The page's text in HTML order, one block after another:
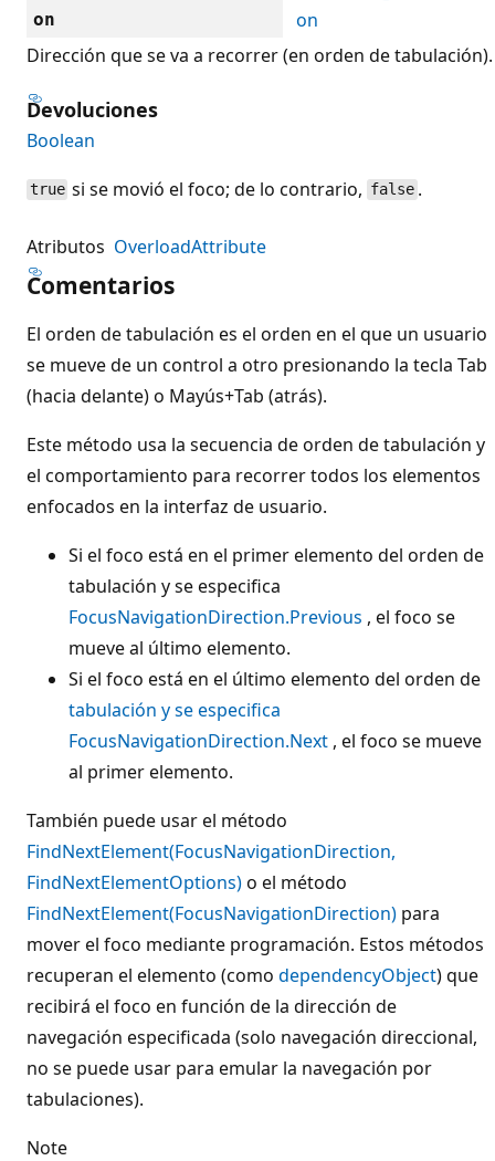
on
on
Dirección que se va a recorrer (en orden de tabulación).
Devoluciones
Boolean
true si se movió el foco; de lo contrario, false.
Atributos OverloadAttribute
Comentarios
El orden de tabulación es el orden en el que un usuario
se mueve de un control a otro presionando la tecla Tab
(hacia delante) o Mayús+Tab (atrás).
Este método usa la secuencia de orden de tabulación y
el comportamiento para recorrer todos los elementos
enfocados en la interfaz de usuario.
Si el foco está en el primer elemento del orden de
tabulación y se especifica
FocusNavigationDirection.Previous , el foco se
mueve al último elemento.
Si el foco está en el último elemento del orden de
tabulación y se especifica
FocusNavigationDirection.Next , el foco se mueve
al primer elemento.
También puede usar el método
FindNextElement(FocusNavigationDirection,
FindNextElementOptions)o el método
FindNextElement(FocusNavigationDirection) para
mover el foco mediante programación. Estos métodos
recuperan el elemento (como dependencyObject) que
recibirá el foco en función de la dirección de
navegación especificada (solo navegación direccional,
no se puede usar para emular la navegación por
tabulaciones).
Note